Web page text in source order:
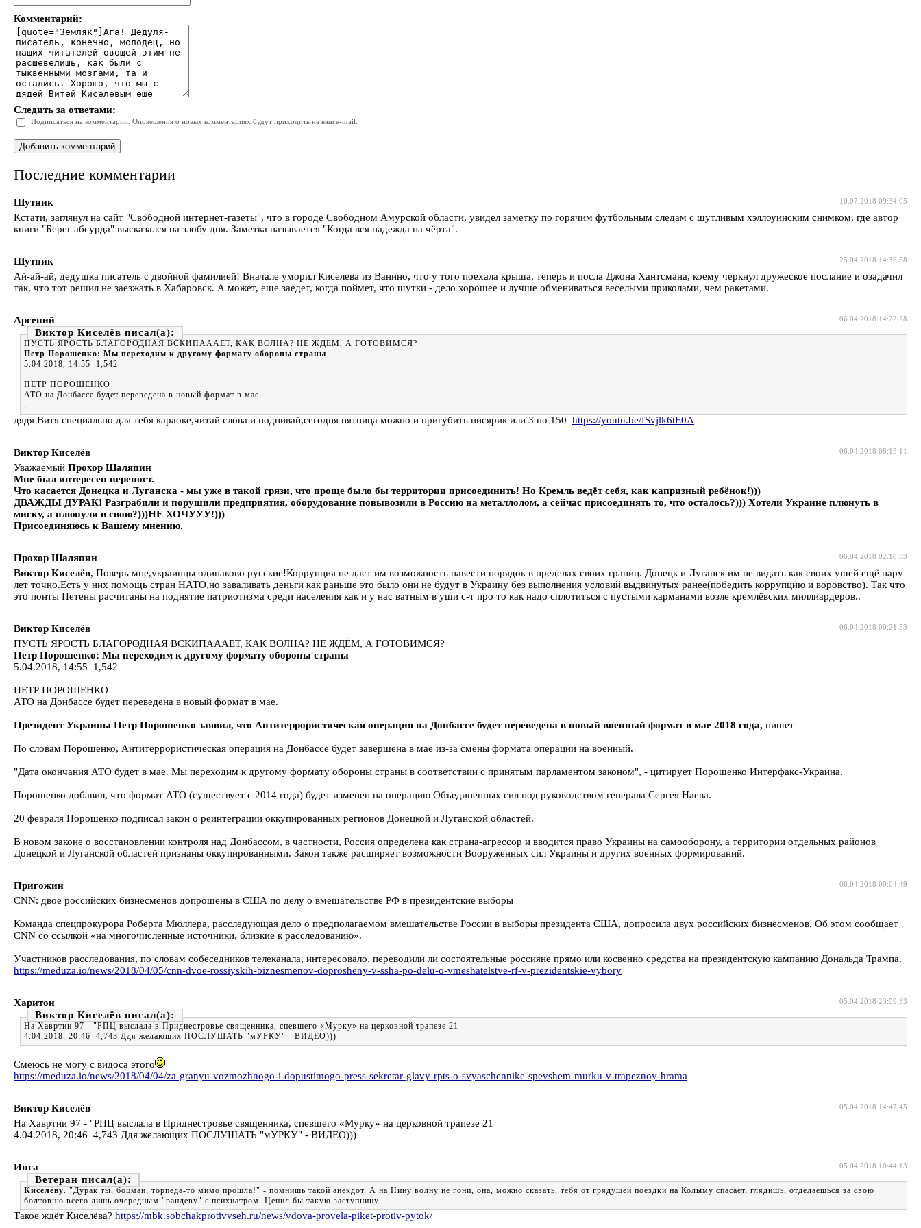
Комментарий:
Следить за ответами:
Подписаться на комментарии. Оповещения о новых комментариях будут приходить на ваш e-mail.
Последние комментарии
10.07.2018 09:34:05
Шутник
Кстати, заглянул на сайт "Свободной интернет-газеты", что в городе Свободном Амурской области, увидел заметку по горячим футбольным следам с шутливым хэллоуинским снимком, где автор
книги "Берег абсурда" высказался на злобу дня. Заметка называется "Когда вся надежда на чёрта".
25.04.2018 14:36:58
Шутник
Ай-ай-ай, дедушка писатель с двойной фамилией! Вначале уморил Киселева из Ванино, что у того поехала крыша, теперь и посла Джона Хантсмана, коему черкнул дружеское послание и озадачил
так, что тот решил не заезжать в Хабаровск. А может, еще заедет, когда поймет, что шутки - дело хорошее и лучше обмениваться веселыми приколами, чем ракетами.
06.04.2018 14:22:28
Арсений
Виктор Киселёв
ПУСТЬ ЯРОСТЬ БЛАГОРОДНАЯ ВСКИПАААЕТ, КАК ВОЛНА? НЕ ЖДЁМ, А ГОТОВИМСЯ?
Петр Порошенко: Мы переходим к другому формату обороны страны
5.04.2018, 14:55 1,542
ПЕТР ПОРОШЕНКО
АТО на Донбассе будет переведена в новый формат в мае
дядя Витя специально для тебя караоке,читай слова и подпивай,сегодня пятница можно и пригубить писярик или 3 по 150 https://youtu.be/fSvjlk6tE0A
06.04.2018 08:15:11
Виктор Киселёв
Уважаемый Прохор Шаляпин
Мне был интересен перепост.
Что касается Донецка и Луганска - мы уже в такой грязи, что проще было бы территории присоединить! Но Кремль ведёт себя, как капризный ребёнок!)))
ДВАЖДЫ ДУРАК! Разграбили и порушили предприятия, оборудование повывозили в Россию на металлолом, а сейчас присоединять то, что осталось?))) Хотели Украине плюнуть в
миску, а плюнули в свою?)))НЕ ХОЧУУУ!)))
Присоединяюсь к Вашему мнению.
06.04.2018 02:18:33
Прохор Шаляпин
Виктор Киселёв, Поверь мне,украинцы одинаково русские!Коррупция не даст им возможность навести порядок в пределах своих границ. Донецк и Луганск им не видать как своих ушей ещё пару
лет точно.Есть у них помощь стран НАТО,но заваливать деньги как раньше это было они не будут в Украину без выполнения условий выдвинутых ранее(победить коррупцию и воровство). Так что
это понты Петены расчитаны на поднятие патриотизма среди населения как и у нас ватным в уши с-т про то как надо сплотиться с пустыми карманами возле кремлёвских миллиардеров..
06.04.2018 00:21:53
Виктор Киселёв
ПУСТЬ ЯРОСТЬ БЛАГОРОДНАЯ ВСКИПАААЕТ, КАК ВОЛНА? НЕ ЖДЁМ, А ГОТОВИМСЯ?
Петр Порошенко: Мы переходим к другому формату обороны страны
5.04.2018, 14:55 1,542
ПЕТР ПОРОШЕНКО
АТО на Донбассе будет переведена в новый формат в мае.
Президент Украины Петр Порошенко заявил, что Антитеррористическая операция на Донбассе будет переведена в новый военный формат в мае 2018 года, пишет
По словам Порошенко, Антитеррористическая операция на Донбассе будет завершена в мае из-за смены формата операции на военный.
"Дата окончания АТО будет в мае. Мы переходим к другому формату обороны страны в соответствии с принятым парламентом законом", - цитирует Порошенко Интерфакс-Украина.
Порошенко добавил, что формат АТО (существует с 2014 года) будет изменен на операцию Объединенных сил под руководством генерала Сергея Наева.
20 февраля Порошенко подписал закон о реинтеграции оккупированных регионов Донецкой и Луганской областей.
В новом законе о восстановлении контроля над Донбассом, в частности, Россия определена как страна-агрессор и вводится право Украины на самооборону, а территории отдельных районов
Донецкой и Луганской областей признаны оккупированными. Закон также расширяет возможности Вооруженных сил Украины и других военных формирований.
06.04.2018 00:04:49
Пригожин
CNN: двое российских бизнесменов допрошены в США по делу о вмешательстве РФ в президентские выборы
Команда спецпрокурора Роберта Мюллера, расследующая дело о предполагаемом вмешательстве России в выборы президента США, допросила двух российских бизнесменов. Об этом сообщает
CNN со ссылкой «на многочисленные источники, близкие к расследованию».
Участников расследования, по словам собеседников телеканала, интересовало, переводили ли состоятельные россияне прямо или косвенно средства на президентскую кампанию Дональда Трампа.
https://meduza.io/news/2018/04/05/cnn-dvoe-rossiyskih-biznesmenov-doprosheny-v-ssha-po-delu-o-vmeshatelstve-rf-v-prezidentskie-vybory
05.04.2018 23:09:33
Харитон
Виктор Киселёв
На Хавртии 97 - "РПЦ выслала в Приднестровье священника, спевшего «Мурку» на церковной трапезе 21
4.04.2018, 20:46 4,743 Ддя желающих ПОСЛУШАТЬ "мУРКУ" - ВИДЕО)))
Смеюсь не могу с видоса этого
https://meduza.io/news/2018/04/04/za-granyu-vozmozhnogo-i-dopustimogo-press-sekretar-glavy-rpts-o-svyaschennike-spevshem-murku-v-trapeznoy-hrama
05.04.2018 14:47:45
Виктор Киселёв
На Хавртии 97 - "РПЦ выслала в Приднестровье священника, спевшего «Мурку» на церковной трапезе 21
4.04.2018, 20:46 4,743 Ддя желающих ПОСЛУШАТЬ "мУРКУ" - ВИДЕО)))
05.04.2018 10:44:13
Инга
Ветеран
Киселёву. "Дурак ты, боцман, торпеда-то мимо прошла!" - помнишь такой анекдот. А на Нину волну не гони, она, можно сказать, тебя от грядущей поездки на Колыму спасает, глядишь, отделаешься за свою
болтовню всего лишь очередным "рандеву" с психиатром. Ценил бы такую заступницу.
Такое ждёт Киселёва? https://mbk.sobchakprotivvseh.ru/news/vdova-provela-piket-protiv-pytok/